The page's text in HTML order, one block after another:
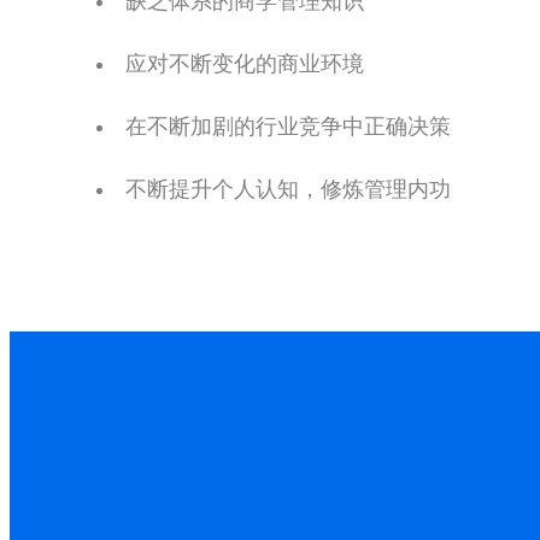
应对不断变化的商业环境
在不断加剧的行业竞争中正确决策
不断提升个人认知，修炼管理内功